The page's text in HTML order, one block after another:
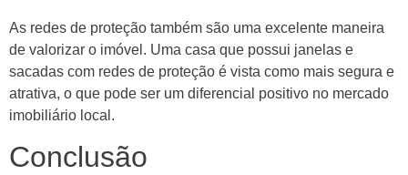
As redes de proteção também são uma excelente maneira
de valorizar o imóvel. Uma casa que possui janelas e
sacadas com redes de proteção é vista como mais segura e
atrativa, o que pode ser um diferencial positivo no mercado
imobiliário local.
Conclusão